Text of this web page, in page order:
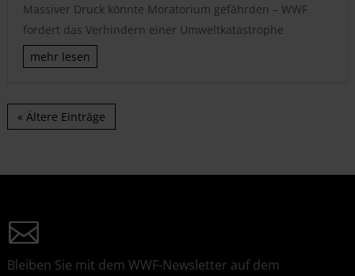
Massiver Druck könnte Moratorium gefährden – WWF
fordert das Verhindern einer Umweltkatastrophe
mehr lesen
« Ältere Einträge
Bleiben Sie mit dem WWF-Newsletter auf dem